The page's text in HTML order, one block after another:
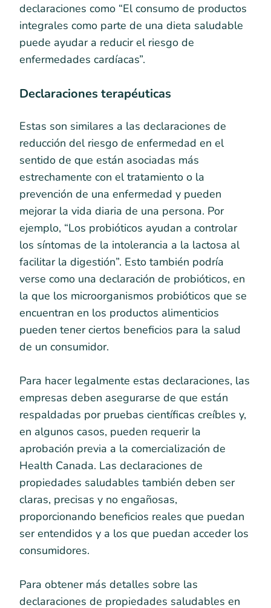
declaraciones como “El consumo de productos
integrales como parte de una dieta saludable
puede ayudar a reducir el riesgo de
enfermedades cardíacas”.
Declaraciones terapéuticas
Estas son similares a las declaraciones de
reducción del riesgo de enfermedad en el
sentido de que están asociadas más
estrechamente con el tratamiento o la
prevención de una enfermedad y pueden
mejorar la vida diaria de una persona. Por
ejemplo, “Los probióticos ayudan a controlar
los síntomas de la intolerancia a la lactosa al
facilitar la digestión”. Esto también podría
verse como una declaración de probióticos, en
la que los microorganismos probióticos que se
encuentran en los productos alimenticios
pueden tener ciertos beneficios para la salud
de un consumidor.
Para hacer legalmente estas declaraciones, las
empresas deben asegurarse de que están
respaldadas por pruebas científicas creíbles y,
en algunos casos, pueden requerir la
aprobación previa a la comercialización de
Health Canada. Las declaraciones de
propiedades saludables también deben ser
claras, precisas y no engañosas,
proporcionando beneficios reales que puedan
ser entendidos y a los que puedan acceder los
consumidores.
Para obtener más detalles sobre las
declaraciones de propiedades saludables en